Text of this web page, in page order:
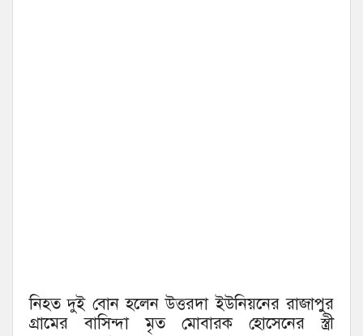
নিহত দুই বোন হলেন উত্তরদা ইউনিয়নের রাজাপুর
গ্রামের বাসিন্দা মৃত মোবারক হোসেনের স্ত্রী